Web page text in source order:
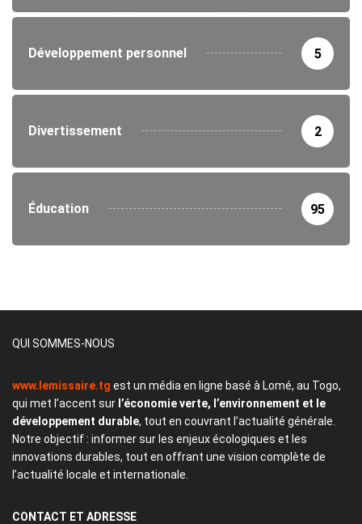
Développement personnel 5
Divertissement 2
Éducation 95
QUI SOMMES-NOUS
www.lemissaire.tg est un média en ligne basé à Lomé, au Togo,
qui met l’accent sur l’économie verte, l’environnement et le
développement durable, tout en couvrant l’actualité générale.
Notre objectif : informer sur les enjeux écologiques et les
innovations durables, tout en offrant une vision complète de
l’actualité locale et internationale.
CONTACT ET ADRESSE